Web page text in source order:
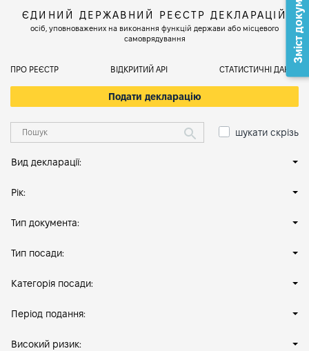
ЄДИНИЙ ДЕРЖАВНИЙ РЕЄСТР ДЕКЛАРАЦІЙ
осіб, уповноважених на виконання функцій держави або місцевого
самоврядування
ПРО РЕЄСТР ВІДКРИТИЙ АРІ СТАТИСТИЧНІ ДАНІ
Подати декларацію
шукати скрізь
Вид декларації:
Рік:
Тип документа:
Тип посади:
Категорія посади:
Період подання:
Високий ризик:
Зміст документа